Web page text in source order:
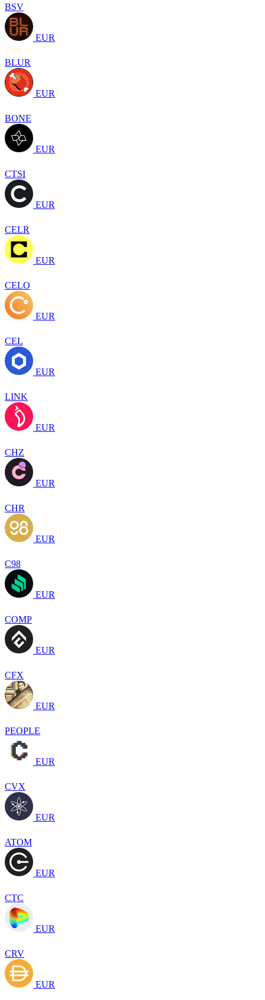
BSV
EUR
BLUR
EUR
BONE
EUR
CTSI
EUR
CELR
EUR
CELO
EUR
CEL
EUR
LINK
EUR
CHZ
EUR
CHR
EUR
C98
EUR
COMP
EUR
CFX
EUR
PEOPLE
EUR
CVX
EUR
ATOM
EUR
CTC
EUR
CRV
EUR